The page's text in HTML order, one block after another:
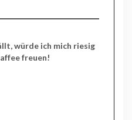
würde ich mich riesig
freuen!